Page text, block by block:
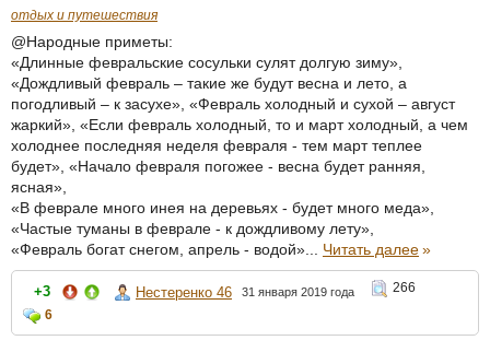
отдых и путешествия
@Народные приметы:
«Длинные февральские сосульки сулят долгую зиму»,
«Дождливый февраль – такие же будут весна и лето, а
погодливый – к засухе», «Февраль холодный и сухой – август
жаркий», «Если февраль холодный, то и март холодный, а чем
холоднее последняя неделя февраля - тем март теплее
будет», «Начало февраля погожее - весна будет ранняя,
ясная»,
«В феврале много инея на деревьях - будет много меда»,
«Частые туманы в феврале - к дождливому лету»,
«Февраль богат снегом, апрель - водой»... Читать далее»
+3 Нестеренко 46 31 января 2019 года
266
6